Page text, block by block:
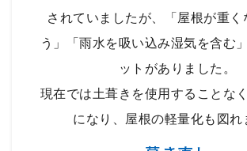
されていましたが、「屋根が重く
う」「雨水を吸い込み湿気を含む
ットがありました。
現在では土葺きを使用することな
になり、屋根の軽量化も図れ